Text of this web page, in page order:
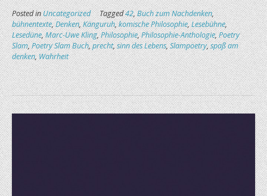
Posted inUncategorized Tagged42,Buch zum Nachdenken,
bühnentexte,Denken,Känguruh,komische Philosophie,Lesebühne,
Lesedüne,Marc-Uwe Kling,Philosophie,Philosophie-Anthologie,Poetry
Slam,Poetry Slam Buch,precht,sinn des Lebens,Slampoetry,spaß am
denken,Wahrheit